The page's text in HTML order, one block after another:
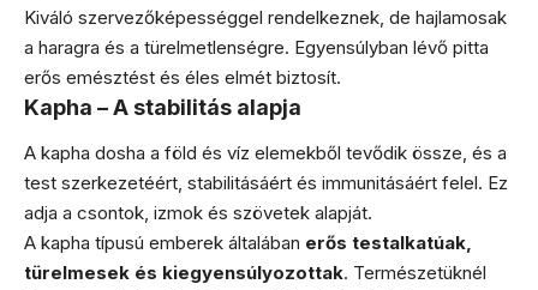
Kiváló szervezőképességgel rendelkeznek, de hajlamosak
a haragra és a türelmetlenségre. Egyensúlyban lévő pitta
erős emésztést és éles elmét biztosít.
Kapha – A stabilitás alapja
A kapha dosha a föld és víz elemekből tevődik össze, és a
test szerkezetéért, stabilitásáért és immunitásáért felel. Ez
adja a csontok, izmok és szövetek alapját.
A kapha típusú emberek általában erős testalkatúak,
türelmesek és kiegyensúlyozottak. Természetüknél